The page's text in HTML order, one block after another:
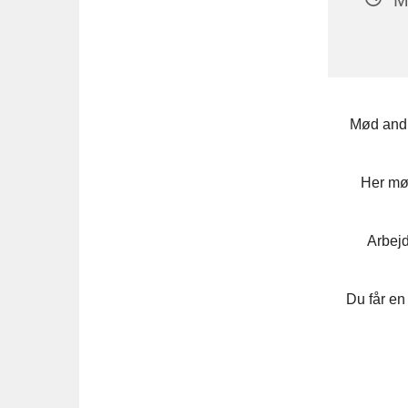
Mød
Her
Du får